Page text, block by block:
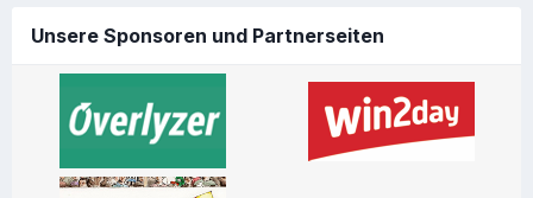
Unsere Sponsoren und Partnerseiten